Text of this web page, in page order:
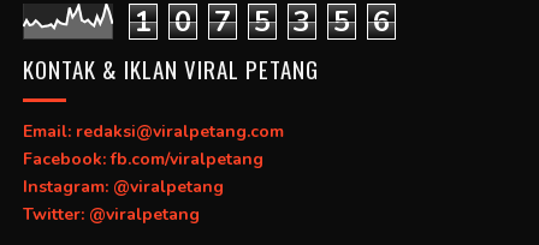
1 0 7 5 3 5 6
KONTAK & IKLAN VIRAL PETANG
Email: redaksi@viralpetang.com
Facebook: fb.com/viralpetang
Instagram: @viralpetang
Twitter: @viralpetang